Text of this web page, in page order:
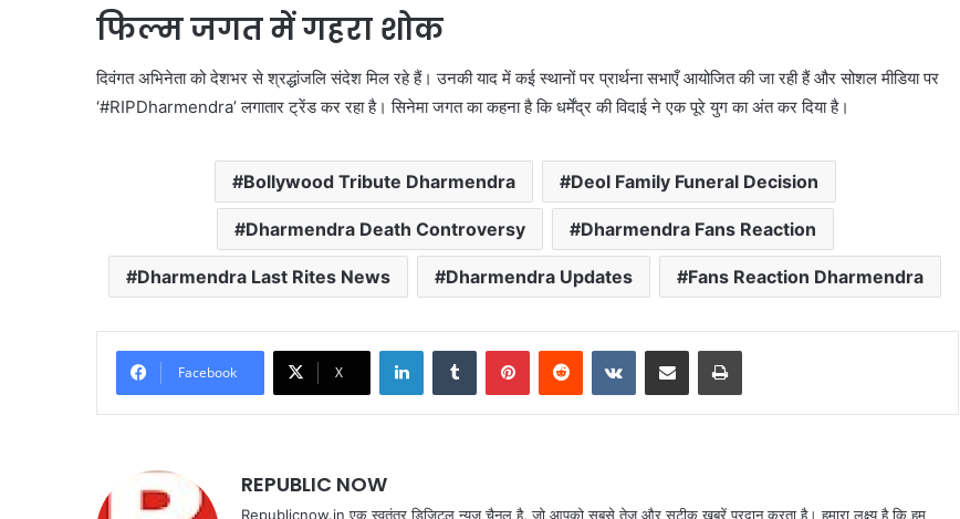
फिल्म जगत में गहरा शोक
दिवंगत अभिनेता को देशभर से श्रद्धांजलि संदेश मिल रहे हैं। उनकी याद में कई स्थानों पर प्रार्थना सभाएँ आयोजित की जा रही हैं और सोशल मीडिया पर
‘#RIPDharmendra’ लगातार ट्रेंड कर रहा है। सिनेमा जगत का कहना है कि धर्मेंद्र की विदाई ने एक पूरे युग का अंत कर दिया है।
Bollywood Tribute Dharmendra Deol Family Funeral Decision
Dharmendra Death Controversy Dharmendra Fans Reaction
Dharmendra Last Rites News Dharmendra Updates Fans Reaction Dharmendra
Facebook X
LinkedInTumblr PinterestReddit VKontakteShare via Email Print
REPUBLIC NOW
Republicnow.in एक स्वतंत्र डिजिटल न्यूज़ चैनल है, जो आपको सबसे तेज और सटीक खबरें प्रदान करता है। हमारा लक्ष्य है कि हम